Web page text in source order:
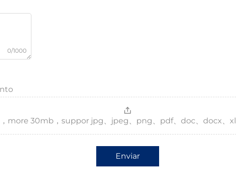
0/1000
more 30mb，suppor jpg、jpeg、png、pdf、doc、docx、
Enviar